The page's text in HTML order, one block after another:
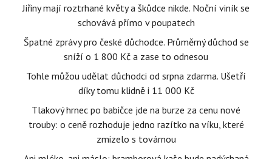
Jiřiny mají roztrhané květy a škůdce nikde. Noční viník se
schovává přímo v poupatech
Špatné zprávy pro české důchodce. Průměrný důchod se
sníží o 1 800 Kč a zase to odnesou
Tohle můžou udělat důchodci od srpna zdarma. Ušetří
díky tomu klidně i 11 000 Kč
Tlakový hrnec po babičce jde na burze za cenu nové
trouby: o ceně rozhoduje jedno razítko na víku, které
zmizelo s továrnou